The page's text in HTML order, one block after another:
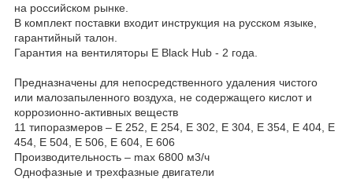
на российском рынке.
В комплект поставки входит инструкция на русском языке,
гарантийный талон.
Гарантия на вентиляторы E Black Hub - 2 года.
Предназначены для непосредственного удаления чистого
или малозапыленного воздуха, не содержащего кислот и
коррозионно-активных веществ
11 типоразмеров – E 252, E 254, E 302, E 304, E 354, E 404, E
454, E 504, E 506, E 604, E 606
Производительность – max 6800 м3/ч
Однофазные и трехфазные двигатели